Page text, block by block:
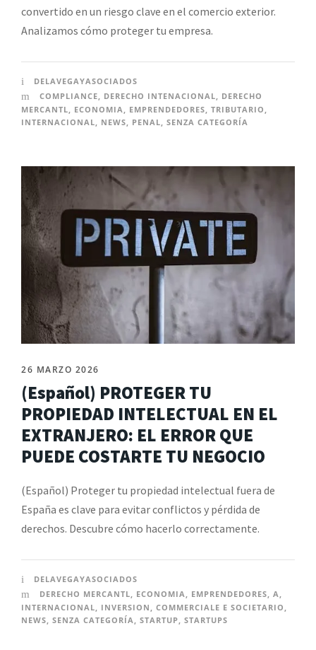
convertido en un riesgo clave en el comercio exterior.
Analizamos cómo proteger tu empresa.
DELAVEGAYASOCIADOS
COMPLIANCE
DERECHO INTENACIONAL
DERECHO
MERCANTL, ECONOMIA, EMPRENDEDORES, TRIBUTARIO ,
INTERNACIONAL, NEWS, PENAL, SENZA CATEGORÍA
26 MARZO 2026
(Español) PROTEGER TU
PROPIEDAD INTELECTUAL EN EL
EXTRANJERO: EL ERROR QUE
PUEDE COSTARTE TU NEGOCIO
(Español) Proteger tu propiedad intelectual fuera de
España es clave para evitar conflictos y pérdida de
derechos. Descubre cómo hacerlo correctamente.
DELAVEGAYASOCIADOS
DERECHO MERCANTL
ECONOMIA EMPRENDEDORES A
INTERNACIONAL
INVERSION COMMERCIALE E SOCIETARIO
NEWS SENZA CATEGORÍA STARTUP STARTUPS